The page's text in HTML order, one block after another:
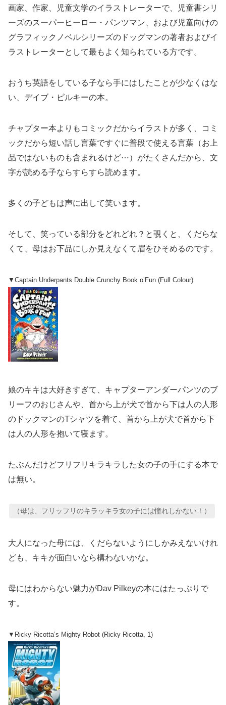
画家、作家、児童文学のイラストレーターで、児童書シリ
ーズのスーパーヒーロー・パンツマン、および児童向けの
グラフィックノベルシリーズのドッグマンの著者およびイ
ラストレーターとして最もよく知られている方です。
おうち英語をしている子なら手にはしたことが少なくはな
い、デイブ・ピルキーの本。
チャプター本よりもコミックだからイラストが多く、コミ
ックだから短い話し言葉ですぐに普段で使える言葉（お上
品ではないものも含まれるけど⋯）がたくさんだから、文
字が読める子ならすらすら読めます。
多くの子どもは声に出して笑います。
そして、笑っている部分をどれどれ？と覗くと、くだらな
くて、母はお下品にしか見えなくて眉をひそめるのです。
▼Captain Underpants Double Crunchy Book o’Fun (Full Colour)
娘のキキは大好きすぎて、キャプターアンダーパンツのブ
リーフのおじさんや、首から上が犬で首から下は人の人形
のドックマンのTシャツを着て、首から上が犬で首から下
は人の人形を抱いて寝ます。
たぶんだけどフリフリキラキラした女の子の手にする本で
は無い。
（母は、フリッフリのキラッキラ女の子には憧れしかない！）
大人になった母には、くだらないようにしかみえないけれ
ども、キキが面白いなら構わないかな。
母にはわからない魅力がDav Pilkeyの本にはたっぷりで
す。
▼Ricky Ricotta’s Mighty Robot (Ricky Ricotta, 1)